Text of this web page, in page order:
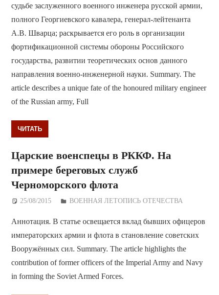
судьбе заслуженного военного инженера русской армии,
полного Георгиевского кавалера, генерал-лейтенанта
А.В. Шварца; раскрывается его роль в организации
фортификационной системы обороны Российского
государства, развитии теоретических основ данного
направления военно-инженерной науки. Summary. The
article describes a unique fate of the honoured military engineer
of the Russian army, Full
ЧИТАТЬ
Царские военспецы в РККФ. На
примере береговых служб
Черноморского флота
25/08/2015 Дежурный по Редакции
ВОЕННАЯ ЛЕТОПИСЬ ОТЕЧЕСТВА
Аннотация. В статье освещается вклад бывших офицеров
императорских армии и флота в становление советских
Вооружённых сил. Summary. The article highlights the
contribution of former officers of the Imperial Army and Navy
in forming the Soviet Armed Forces.